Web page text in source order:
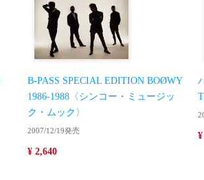
B-PASS SPECIAL EDITION BOØWY
1986-1988〈シンコー・ミュージッ
ク・ムック〉
2007/12/19発売
¥ 2,640